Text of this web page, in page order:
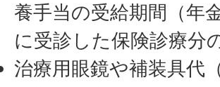
養手当の受給期間（年
に受診した保険診療分
治療用眼鏡や補装具代